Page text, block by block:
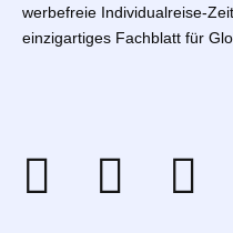
werbefreie Individualreise-
einzigartiges Fachblatt für